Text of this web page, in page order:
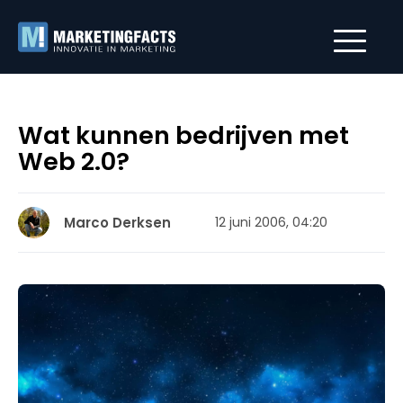
Wat kunnen bedrijven met
Web 2.0?
Marco Derksen 12 juni 2006, 04:20